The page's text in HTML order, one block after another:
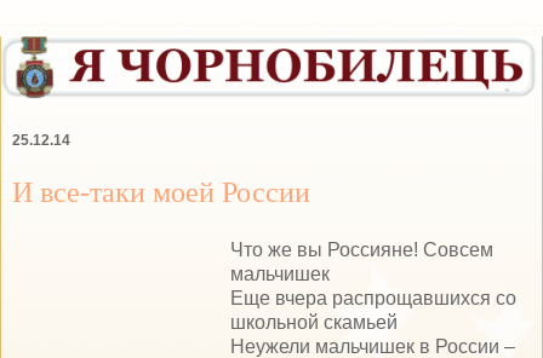
25.12.14
И все-таки моей России
Что же вы Россияне! Совсем
мальчишек
Еще вчера распрощавшихся со
школьной скамьей
Неужели мальчишек в России –